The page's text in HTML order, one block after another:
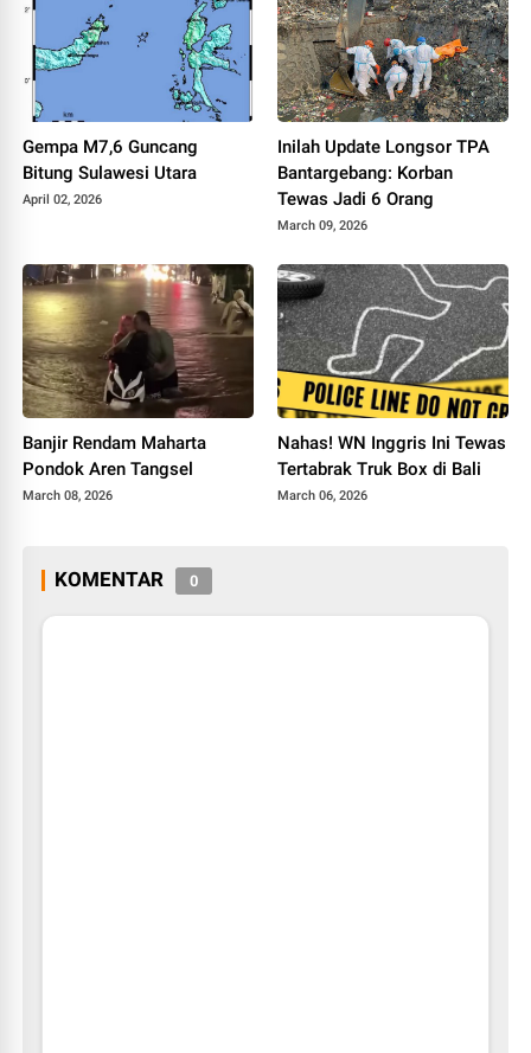
Gempa M7,6 Guncang
Bitung Sulawesi Utara
April 02, 2026
Inilah Update Longsor TPA
Bantargebang: Korban
Tewas Jadi 6 Orang
March 09, 2026
Banjir Rendam Maharta
Pondok Aren Tangsel
March 08, 2026
Nahas! WN Inggris Ini Tewas
Tertabrak Truk Box di Bali
March 06, 2026
KOMENTAR 0